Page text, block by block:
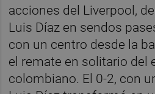
acciones del Liverpool,
Luis Díaz en sendos
con un centro desde la
el remate en solitario del
colombiano. El 0-2, con